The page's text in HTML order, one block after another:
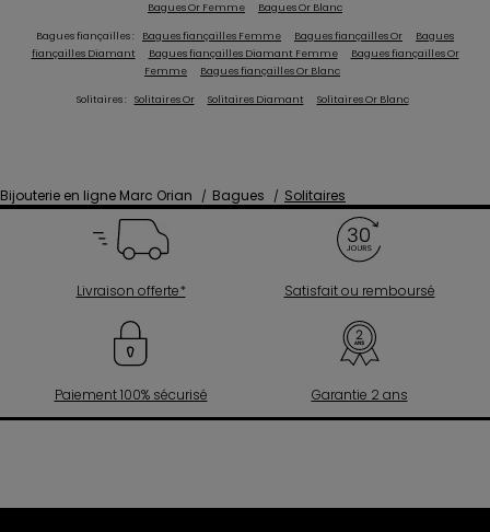
Bagues Or Femme
Bagues Or Blanc
Bagues fiançailles : Bagues fiançailles Femme Bagues fiançailles Or
Bagues
fiançailles Diamant
Bagues fiançailles Diamant Femme
Bagues fiançailles Or
Femme
Bagues fiançailles Or Blanc
Solitaires : Solitaires Or Solitaires Diamant Solitaires Or Blanc
Bijouterie en ligne Marc Orian Bagues Solitaires
Livraison offerte* Satisfait ou remboursé
Paiement 100% sécurisé Garantie 2 ans